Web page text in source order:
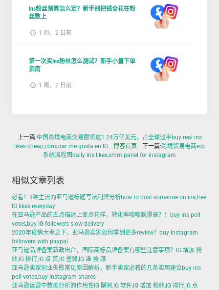
Ins粉丝预算怎么定？新手别把钱全花在粉
丝数上
1 周，2 日前
第一次买Ins粉丝怎么测试？新手小量下单
指南
1 周，2 日前
上一篇:中国跨境电商交易额将达1.24万亿美元，占全球过半buy real ins
likes cheap,comprar me gusta en IG
博客首页 下一篇:跨境贸易电商erp
系统流程图daily ins likes,smm panel for instagram
相似文章列表
必看！3种主流的亚马逊标题写法利弊分析how to host someone on ins,free
IG likes everyday
在亚马逊产品的五点描述上变点花样，转化率嗖嗖就提高？！buy ins poll
votes,buy IG followers slow delivery
2020年疫情大考之下，亚马逊卖家如何拿到更多review？buy Instagram
followers with paypal
亚马逊品牌备案新政出台，国际商标品牌备案有哪些注意事项？IG 增加 粉
絲,IG 排行,IG 点 赞,IG 登錄,IG 誰 按 讚
亚马逊卖家创业失败常见原因解析，新手卖家必看的几条实用建议buy ins
poll votes,buy Instagram shares
亚马逊运营中数据分析的作用性IG 購買,IG 软件,IG 增加 粉絲,IG 排行,IG 点